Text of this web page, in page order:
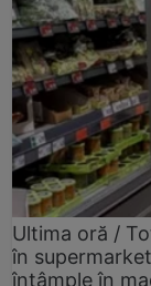
Ultima oră /
în
întâmple în